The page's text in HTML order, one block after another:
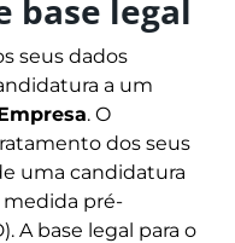
base legal
seus dados
a um
. O
dos seus
uma candidatura
medida pré-
A base legal para o